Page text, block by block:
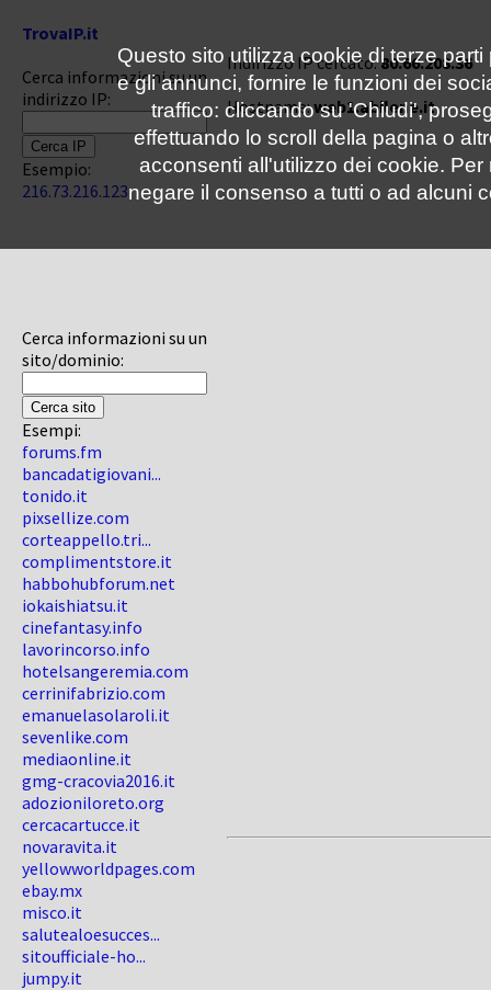
TrovaIP.it
Cerca informazioni su un
indirizzo IP:
Esempio:
216.73.216.123
Cerca informazioni su un
sito/dominio:
Esempi:
forums.fm
bancadatigiovani...
tonido.it
pixsellize.com
corteappello.tri...
complimentstore.it
habbohubforum.net
iokaishiatsu.it
cinefantasy.info
lavorincorso.info
hotelsangeremia.com
cerrinifabrizio.com
emanuelasolaroli.it
sevenlike.com
mediaonline.it
gmg-cracovia2016.it
adozioniloreto.org
cercacartucce.it
novaravita.it
yellowworldpages.com
ebay.mx
misco.it
salutealoesucces...
sitoufficiale-ho...
jumpy.it
Indirizzo IP cercato:80.66.208.36
Hostname:web1.abilene.it
Questo sito utilizza cookie di terze
e gli annunci, fornire le funzioni dei
traffico: cliccando su 'Chiudi',
effettuando lo scroll della pagina o
acconsenti all'utilizzo dei cookie.
negare il consenso a tutti o ad alcuni